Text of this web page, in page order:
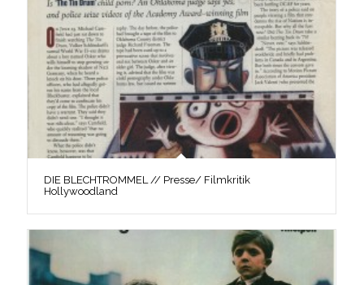
DIE BLECHTROMMEL // Presse/ Filmkritik
Hollywoodland